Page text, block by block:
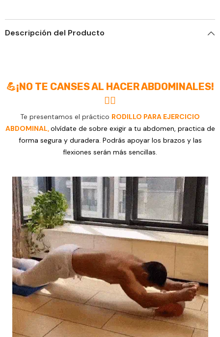
Descripción del Producto
💪¡NO TE CANSES AL HACER ABDOMINALES!
🤸‍♀️
Te presentamos el práctico RODILLO PARA EJERCICIO
ABDOMINAL,olvídate de sobre exigir a tu abdomen, practica de
forma segura y duradera. Podrás apoyar los brazos y las
flexiones serán más sencillas.